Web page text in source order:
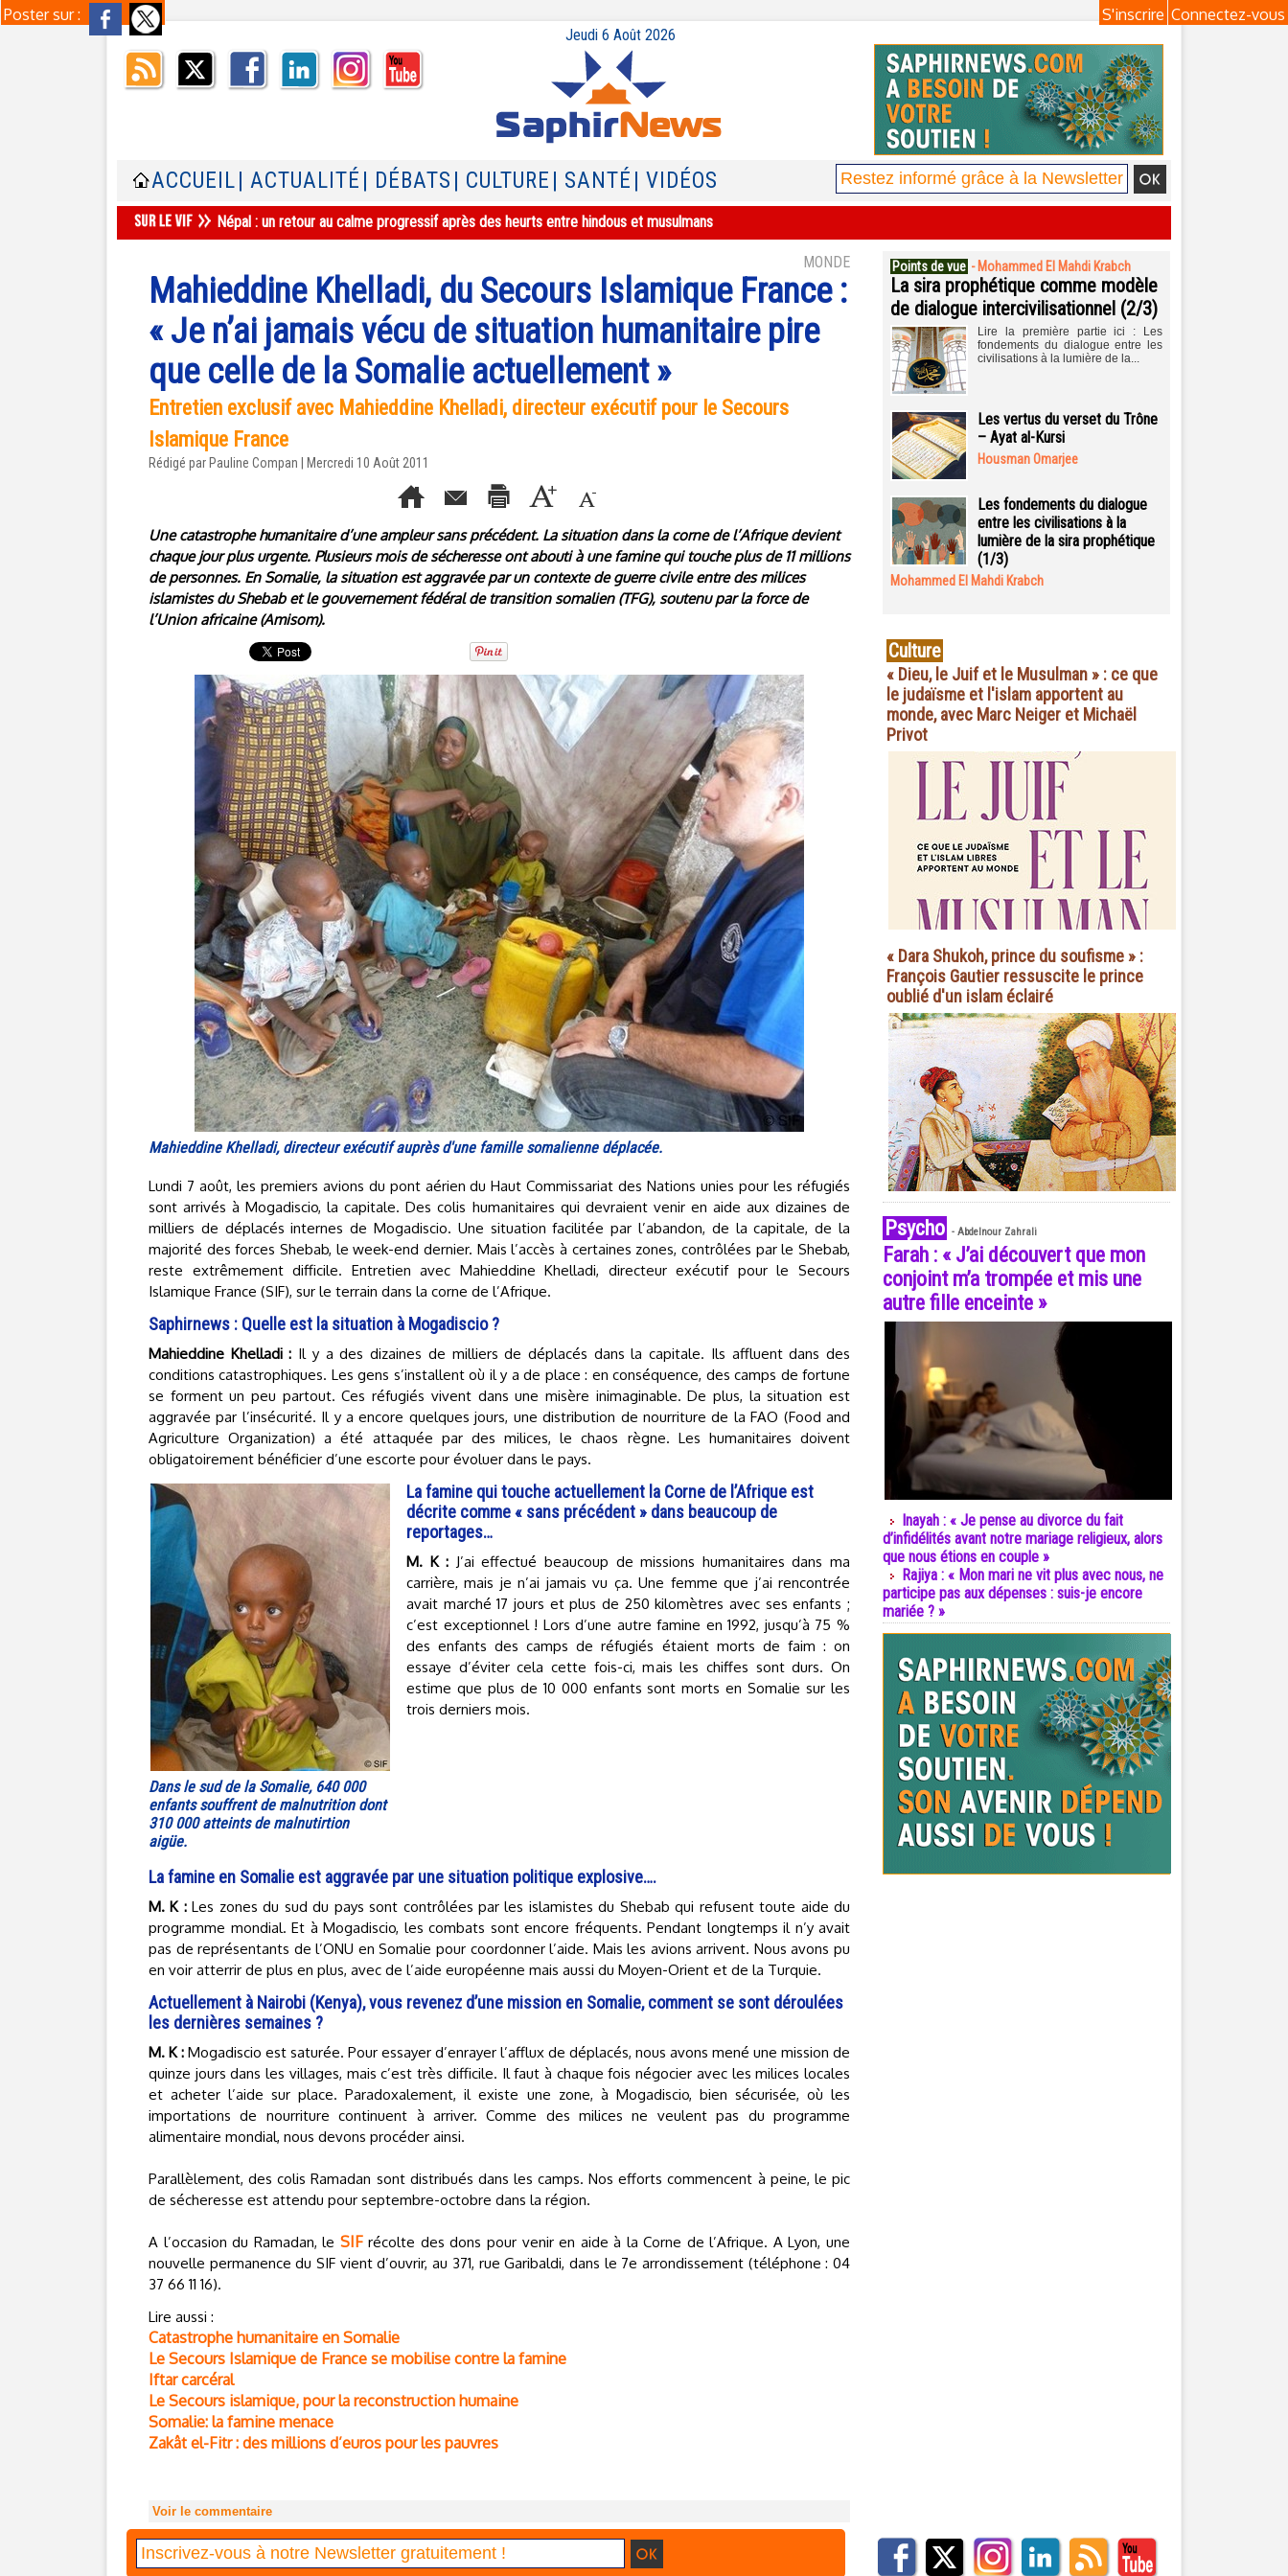
Poster sur : Connectez-vous
S'inscrire
Jeudi 6 Août 2026
ACCUEIL | ACTUALITÉ | DÉBATS | CULTURE | SANTÉ | VIDÉOS
Népal : un retour au calme progressif après des heurts entre hindous et musulmans
MONDE
Mahieddine Khelladi, du Secours Islamique France :
« Je n’ai jamais vécu de situation humanitaire pire
que celle de la Somalie actuellement »
Entretien exclusif avec Mahieddine Khelladi, directeur exécutif pour le Secours
Islamique France
Rédigé par Pauline Compan | Mercredi 10 Août 2011
Une catastrophe humanitaire d’une ampleur sans précédent. La situation dans la corne de l’Afrique devient
chaque jour plus urgente. Plusieurs mois de sécheresse ont abouti à une famine qui touche plus de 11 millions
de personnes. En Somalie, la situation est aggravée par un contexte de guerre civile entre des milices
islamistes du Shebab et le gouvernement fédéral de transition somalien (TFG), soutenu par la force de
l’Union africaine (Amisom).
Mahieddine Khelladi, directeur exécutif auprès d'une famille somalienne déplacée.
Lundi 7 août, les premiers avions du pont aérien du Haut Commissariat des Nations unies pour les réfugiés
sont arrivés à Mogadiscio, la capitale. Des colis humanitaires qui devraient venir en aide aux dizaines de
milliers de déplacés internes de Mogadiscio. Une situation facilitée par l’abandon, de la capitale, de la
majorité des forces Shebab, le week-end dernier. Mais l’accès à certaines zones, contrôlées par le Shebab,
reste extrêmement difficile. Entretien avec Mahieddine Khelladi, directeur exécutif pour le Secours
Islamique France (SIF), sur le terrain dans la corne de l’Afrique.
Saphirnews : Quelle est la situation à Mogadiscio ?
Mahieddine Khelladi : Il y a des dizaines de milliers de déplacés dans la capitale. Ils affluent dans des
conditions catastrophiques. Les gens s’installent où il y a de place : en conséquence, des camps de fortune
se forment un peu partout. Ces réfugiés vivent dans une misère inimaginable. De plus, la situation est
aggravée par l’insécurité. Il y a encore quelques jours, une distribution de nourriture de la FAO (Food and
Agriculture Organization) a été attaquée par des milices, le chaos règne. Les humanitaires doivent
obligatoirement bénéficier d’une escorte pour évoluer dans le pays.
Dans le sud de la Somalie, 640 000
enfants souffrent de malnutrition dont
310 000 atteints de malnutirtion
aigüe.
La famine qui touche actuellement la Corne de l’Afrique est
décrite comme « sans précédent » dans beaucoup de
reportages…
M. K : J’ai effectué beaucoup de missions humanitaires dans ma
carrière, mais je n’ai jamais vu ça. Une femme que j’ai rencontrée
avait marché 17 jours et plus de 250 kilomètres avec ses enfants ;
c’est exceptionnel ! Lors d’une autre famine en 1992, jusqu’à 75 %
des enfants des camps de réfugiés étaient morts de faim : on
essaye d’éviter cela cette fois-ci, mais les chiffes sont durs. On
estime que plus de 10 000 enfants sont morts en Somalie sur les
trois derniers mois.
La famine en Somalie est aggravée par une situation politique explosive….
M. K :Les zones du sud du pays sont contrôlées par les islamistes du Shebab qui refusent toute aide du
programme mondial. Et à Mogadiscio, les combats sont encore fréquents. Pendant longtemps il n’y avait
pas de représentants de l’ONU en Somalie pour coordonner l’aide. Mais les avions arrivent. Nous avons pu
en voir atterrir de plus en plus, avec de l’aide européenne mais aussi du Moyen-Orient et de la Turquie.
Actuellement à Nairobi (Kenya), vous revenez d’une mission en Somalie, comment se sont déroulées
les dernières semaines ?
M. K : Mogadiscio est saturée. Pour essayer d’enrayer l’afflux de déplacés, nous avons mené une mission de
quinze jours dans les villages, mais c’est très difficile. Il faut à chaque fois négocier avec les milices locales
et acheter l’aide sur place. Paradoxalement, il existe une zone, à Mogadiscio, bien sécurisée, où les
importations de nourriture continuent à arriver. Comme des milices ne veulent pas du programme
alimentaire mondial, nous devons procéder ainsi.
Parallèlement, des colis Ramadan sont distribués dans les camps. Nos efforts commencent à peine, le pic
de sécheresse est attendu pour septembre-octobre dans la région.
A l’occasion du Ramadan, le SIFrécolte des dons pour venir en aide à la Corne de l’Afrique. A Lyon, une
nouvelle permanence du SIF vient d’ouvrir, au 371, rue Garibaldi, dans le 7e arrondissement (téléphone : 04
37 66 11 16).
Lire aussi :
Catastrophe humanitaire en Somalie
Le Secours Islamique de France se mobilise contre la famine
Iftar carcéral
Le Secours islamique, pour la reconstruction humaine
Somalie: la famine menace
Zakât el-Fitr : des millions d’euros pour les pauvres
Voir le commentaire
Points de vue - Mohammed El Mahdi Krabch
La sira prophétique comme modèle
de dialogue intercivilisationnel (2/3)
Lire la première partie ici : Les
fondements du dialogue entre les
civilisations à la lumière de la...
Les vertus du verset du Trône
– Ayat al-Kursi
Housman Omarjee
Les fondements du dialogue
entre les civilisations à la
lumière de la sira prophétique
(1/3)
Mohammed El Mahdi Krabch
Culture
« Dieu, le Juif et le Musulman » : ce que
le judaïsme et l'islam apportent au
monde, avec Marc Neiger et Michaël
Privot
« Dara Shukoh, prince du soufisme » :
François Gautier ressuscite le prince
oublié d'un islam éclairé
Psycho - Abdelnour Zahrali
Farah : « J’ai découvert que mon
conjoint m’a trompée et mis une
autre fille enceinte »
Inayah : « Je pense au divorce du fait
d’infidélités avant notre mariage religieux, alors
que nous étions en couple »
Rajiya : « Mon mari ne vit plus avec nous, ne
participe pas aux dépenses : suis-je encore
mariée ? »